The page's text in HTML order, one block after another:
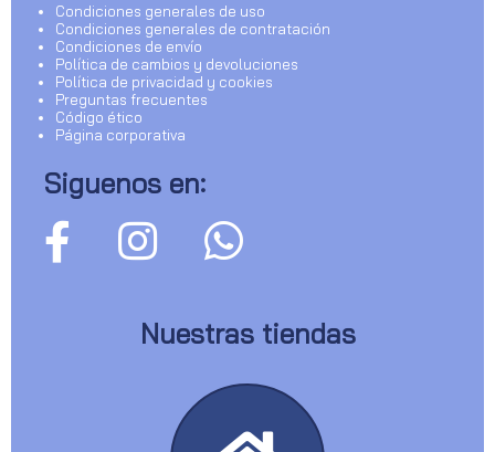
Condiciones generales de uso
Condiciones generales de contratación
Condiciones de envío
Política de cambios y devoluciones
Política de privacidad y cookies
Preguntas frecuentes
Código ético
Página corporativa
Siguenos en:
Nuestras tiendas